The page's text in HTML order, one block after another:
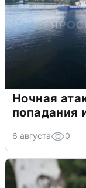
Ночная
попадания
6 августа 0